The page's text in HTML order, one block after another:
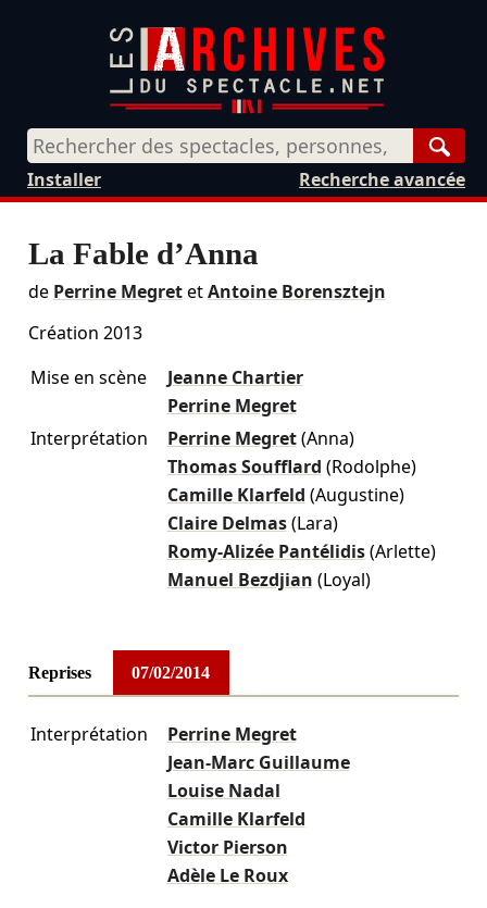
Recherche avancée
Installer
La Fable d’Anna
de Perrine MegretetAntoine Borensztejn
Création 2013
Mise en scène
Jeanne Chartier
Perrine Megret
Interprétation
Perrine Megret (Anna)
Thomas Soufflard (Rodolphe)
Camille Klarfeld (Augustine)
Claire Delmas (Lara)
Romy-Alizée Pantélidis (Arlette)
Manuel Bezdjian (Loyal)
Reprises 07/02/2014
Interprétation
Perrine Megret
Jean-Marc Guillaume
Louise Nadal
Camille Klarfeld
Victor Pierson
Adèle Le Roux